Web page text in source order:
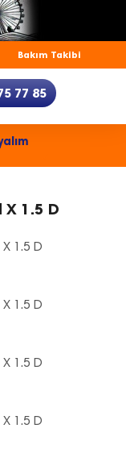
Bakım Takibi
77 85
1.5 D
1.5 D
1.5 D
1.5 D
1.5 D